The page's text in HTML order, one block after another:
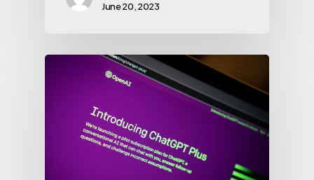
June 20, 2023